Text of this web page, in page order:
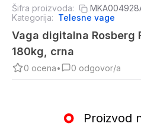
Šifra proizvoda:
Kategorija: Telesne vage
Vaga digitalna Rosberg
180kg, crna
0 ocena• 0 odgovor/a
Proizvod